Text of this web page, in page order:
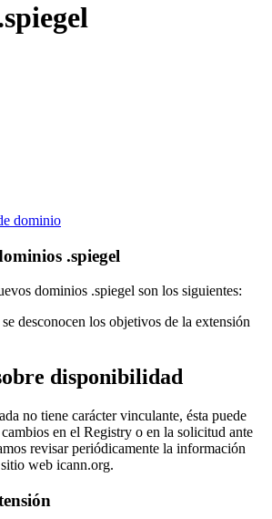
dominio
.spiegel
dominios .spiegel son los siguientes:
desconocen los objetivos de la extensión
disponibilidad
no tiene carácter vinculante, ésta puede
cambios en el Registry o en la solicitud ante
revisar periódicamente la información
web icann.org.